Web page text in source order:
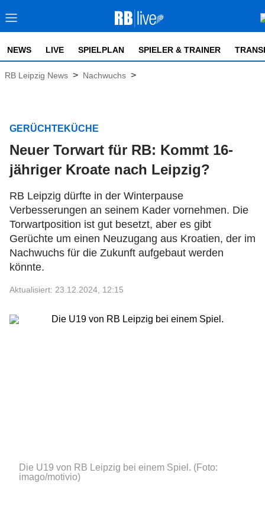
NEWS LIVE SPIELPLAN SPIELER & TRAINER
RB Leipzig News > Nachwuchs >
GERÜCHTEKÜCHE
Neuer Torwart für RB: Kommt 16-
jähriger Kroate nach Leipzig?
RB Leipzig dürfte in der Winterpause
Verbesserungen an seinem Kader vornehmen. Die
Torwartposition ist gut besetzt, aber es gibt
Gerüchte um einen Neuzugang aus Kroatien, der im
Nachwuchs für die Zukunft aufgebaut werden
könnte.
Aktualisiert: 23.12.2024, 12:15
Die U19 von RB Leipzig bei einem Spiel. (Foto:
imago/motivio)